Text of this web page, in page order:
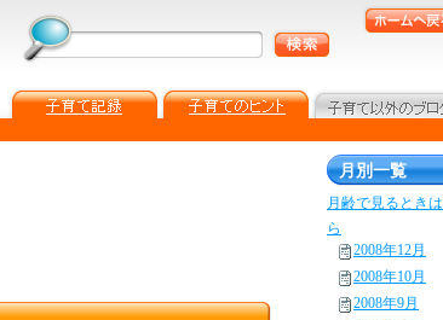
月別一覧
月齢で見るとき
ら
2008年12月
2008年10月
2008年9月